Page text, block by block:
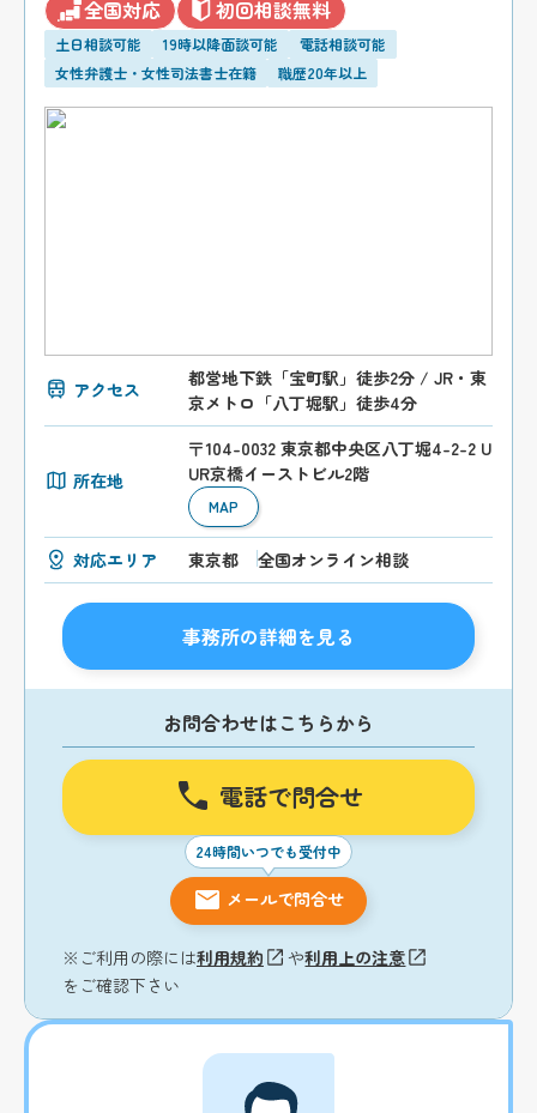
全国対応 初回相談無料
土日相談可能 19時以降面談可能
電話相談可能
女性弁護士・女性司法書士在籍
職歴20年以上
アクセス
都営地下鉄「宝町駅」徒歩2分 / JR・東
京メトロ「八丁堀駅」徒歩4分
所在地
〒104-0032 東京都中央区八丁堀4-2-2 U
UR京橋イーストビル2階
MAP
対応エリア 東京都 全国オンライン相談
事務所の詳細を見る
お問合わせはこちらから
電話で問合せ
24時間いつでも受付中
メールで問合せ
※ご利用の際には利用規約 や利用上の注意
をご確認下さい